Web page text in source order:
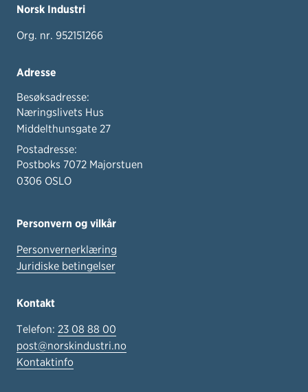
Norsk Industri
Org. nr. 952151266
Adresse
Besøksadresse:
Næringslivets Hus
Middelthunsgate 27
Postadresse:
Postboks 7072 Majorstuen
0306 OSLO
Personvern og vilkår
Personvernerklæring
Juridiske betingelser
Kontakt
Telefon: 23 08 88 00
post@norskindustri.no
Kontaktinfo